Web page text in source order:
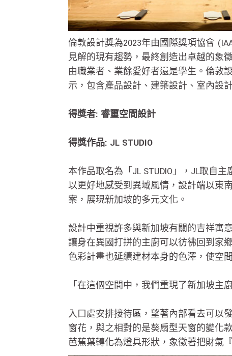
倫敦設計獎為2023年由國際獎項協會
見解的現有趨勢，最終創造出卓越的象
由職業者、業餘愛好者還是學生。倫敦
示，包含產品設計、建築設計、室內設
得獎者: 睿璽空間設計
得獎作品: JL STUDIO
本作品取名為「JL STUDIO」，JL取自
以更好地感受到異域風情，設計端以東
案，展現新加坡的多元文化。
設計中重視許多與新加坡有關的吉祥寓
讓身在異國打拼的主廚可以彷彿回到家
色彩計畫也延續建材本身的色澤，使空
「在這個空間中，我們重現了新加坡主
入口處安排接待區，望著內部看去可以
窗花，與之相對的是葵扇型天窗的變化
芭蕉葉轉化為燈具形狀，象徵著把財氣